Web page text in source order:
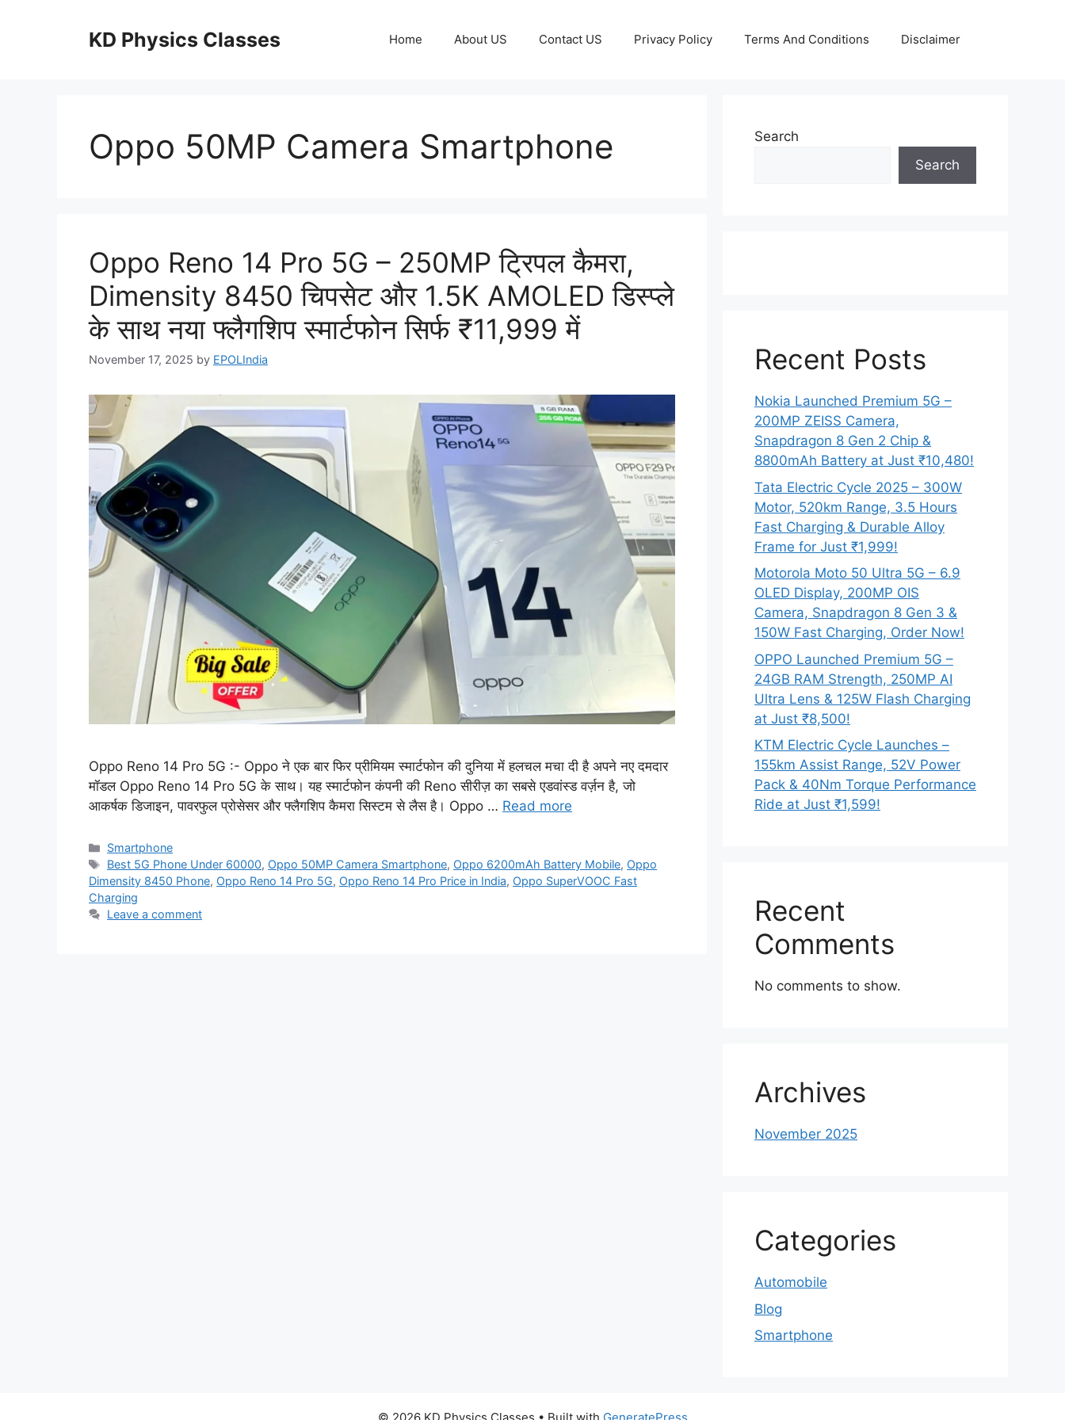
KD Physics Classes Home About US Contact US Privacy Policy Terms And Conditions Disclaimer
Oppo 50MP Camera Smartphone
Oppo Reno 14 Pro 5G – 250MP ट्रिपल कैमरा,
Dimensity 8450 चिपसेट और 1.5K AMOLED डिस्प्ले
के साथ नया फ्लैगशिप स्मार्टफोन सिर्फ ₹11,999 में
November 17, 2025 by EPOLIndia
Oppo Reno 14 Pro 5G :- Oppo ने एक बार फिर प्रीमियम स्मार्टफोन की दुनिया में हलचल मचा दी है अपने नए दमदार
मॉडल Oppo Reno 14 Pro 5G के साथ। यह स्मार्टफोन कंपनी की Reno सीरीज़ का सबसे एडवांस्ड वर्ज़न है, जो
आकर्षक डिजाइन, पावरफुल प्रोसेसर और फ्लैगशिप कैमरा सिस्टम से लैस है। Oppo … Read more
Categories
Smartphone
Tags
Best 5G Phone Under 60000, Oppo 50MP Camera Smartphone, Oppo 6200mAh Battery Mobile, Oppo
Dimensity 8450 Phone, Oppo Reno 14 Pro 5G, Oppo Reno 14 Pro Price in India, Oppo SuperVOOC Fast
Charging
Leave a comment
Search
Search
Recent Posts
Nokia Launched Premium 5G –
200MP ZEISS Camera,
Snapdragon 8 Gen 2 Chip &
8800mAh Battery at Just ₹10,480!
Tata Electric Cycle 2025 – 300W
Motor, 520km Range, 3.5 Hours
Fast Charging & Durable Alloy
Frame for Just ₹1,999!
Motorola Moto 50 Ultra 5G – 6.9
OLED Display, 200MP OIS
Camera, Snapdragon 8 Gen 3 &
150W Fast Charging, Order Now!
OPPO Launched Premium 5G –
24GB RAM Strength, 250MP AI
Ultra Lens & 125W Flash Charging
at Just ₹8,500!
KTM Electric Cycle Launches –
155km Assist Range, 52V Power
Pack & 40Nm Torque Performance
Ride at Just ₹1,599!
Recent
Comments
No comments to show.
Archives
November 2025
Categories
Automobile
Blog
Smartphone